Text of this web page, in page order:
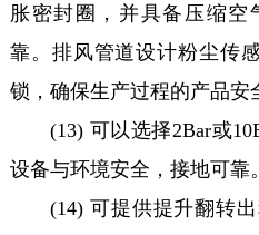
胀密封圈，并具备压缩空
靠。排风管道设计粉尘传
锁，确保生产过程的产品安
(13) 可以选择2Bar或
设备与环境安全，接地可靠。
(14) 可提供提升翻转出